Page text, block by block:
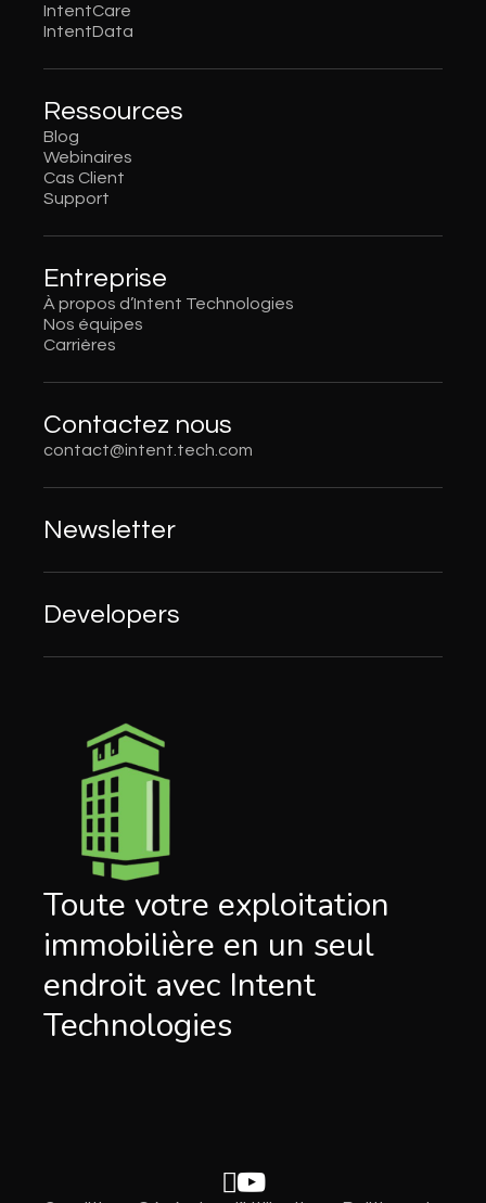
IntentCare
IntentData
Ressources
Blog
Webinaires
Cas Client
Support
Entreprise
À propos d’Intent Technologies
Nos équipes
Carrières
Contactez nous
contact@intent.tech.com
Newsletter
Developers
Toute votre exploitation
immobilière en un seul
endroit avec Intent
Technologies